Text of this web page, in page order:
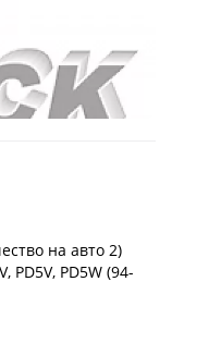
на авто 2)
PD5V, PD5W (94-